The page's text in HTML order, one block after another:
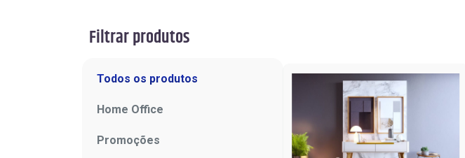
Filtrar produtos
Todos os produtos
Home Office
Promoções